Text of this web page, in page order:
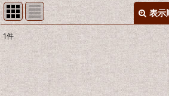
表示
表示数 :
並び順
1件